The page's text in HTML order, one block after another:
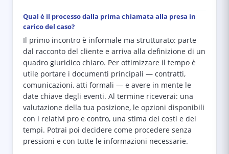
Qual è il processo dalla prima chiamata alla presa in
carico del caso?
Il primo incontro è informale ma strutturato: parte
dal racconto del cliente e arriva alla definizione di un
quadro giuridico chiaro. Per ottimizzare il tempo è
utile portare i documenti principali — contratti,
comunicazioni, atti formali — e avere in mente le
date chiave degli eventi. Al termine riceverai: una
valutazione della tua posizione, le opzioni disponibili
con i relativi pro e contro, una stima dei costi e dei
tempi. Potrai poi decidere come procedere senza
pressioni e con tutte le informazioni necessarie.